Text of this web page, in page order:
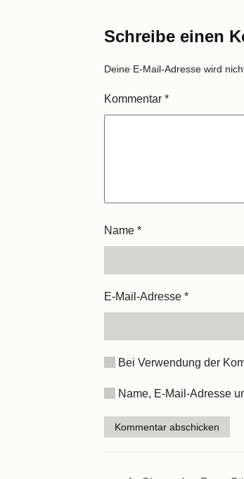
Schreibe einen
Deine E-Mail-Adresse wird
Kommentar *
Name *
E-Mail-Adresse *
Bei Verwendung der
Name, E-Mail-Adresse